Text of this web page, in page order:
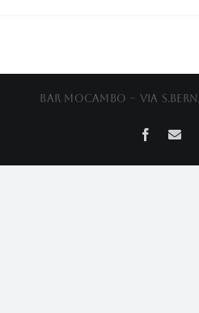
Bar Mocambo ~ Via
Facebook